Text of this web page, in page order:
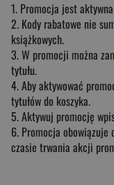
1. Promocja jest
2. Kody rabatowe nie
książkowych.
3. W promocji można
tytułu.
4. Aby aktywować
tytułów do koszyka.
5. Aktywuj promocję
6. Promocja obowiązuje
czasie trwania akcji